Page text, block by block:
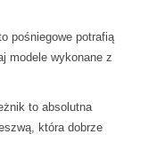
pośniegowe potrafią
modele wykonane z
to absolutna
która dobrze